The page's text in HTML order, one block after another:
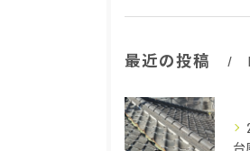
最近の投稿